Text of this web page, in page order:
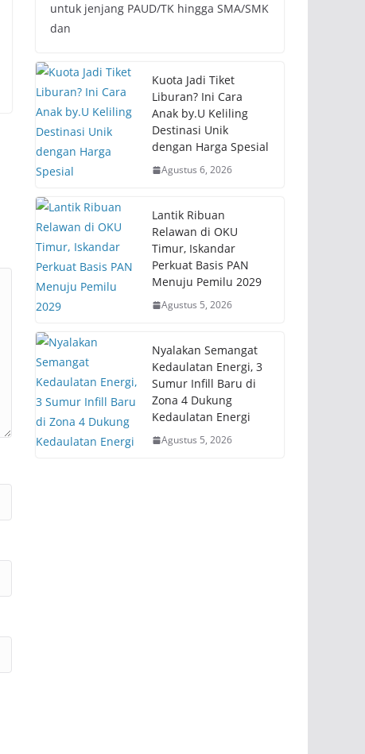
untuk jenjang PAUD/TK hingga SMA/SMK
dan
Kuota Jadi Tiket
Liburan? Ini Cara
Anak by.U Keliling
Destinasi Unik
dengan Harga Spesial
Agustus 6, 2026
Lantik Ribuan
Relawan di OKU
Timur, Iskandar
Perkuat Basis PAN
Menuju Pemilu 2029
Agustus 5, 2026
Nyalakan Semangat
Kedaulatan Energi, 3
Sumur Infill Baru di
Zona 4 Dukung
Kedaulatan Energi
Agustus 5, 2026